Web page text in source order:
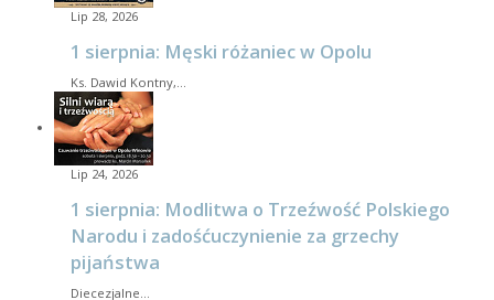
Lip 28, 2026
1 sierpnia: Męski różaniec w Opolu
Ks. Dawid Kontny,…
Lip 24, 2026
1 sierpnia: Modlitwa o Trzeźwość Polskiego
Narodu i zadośćuczynienie za grzechy
pijaństwa
Diecezjalne…